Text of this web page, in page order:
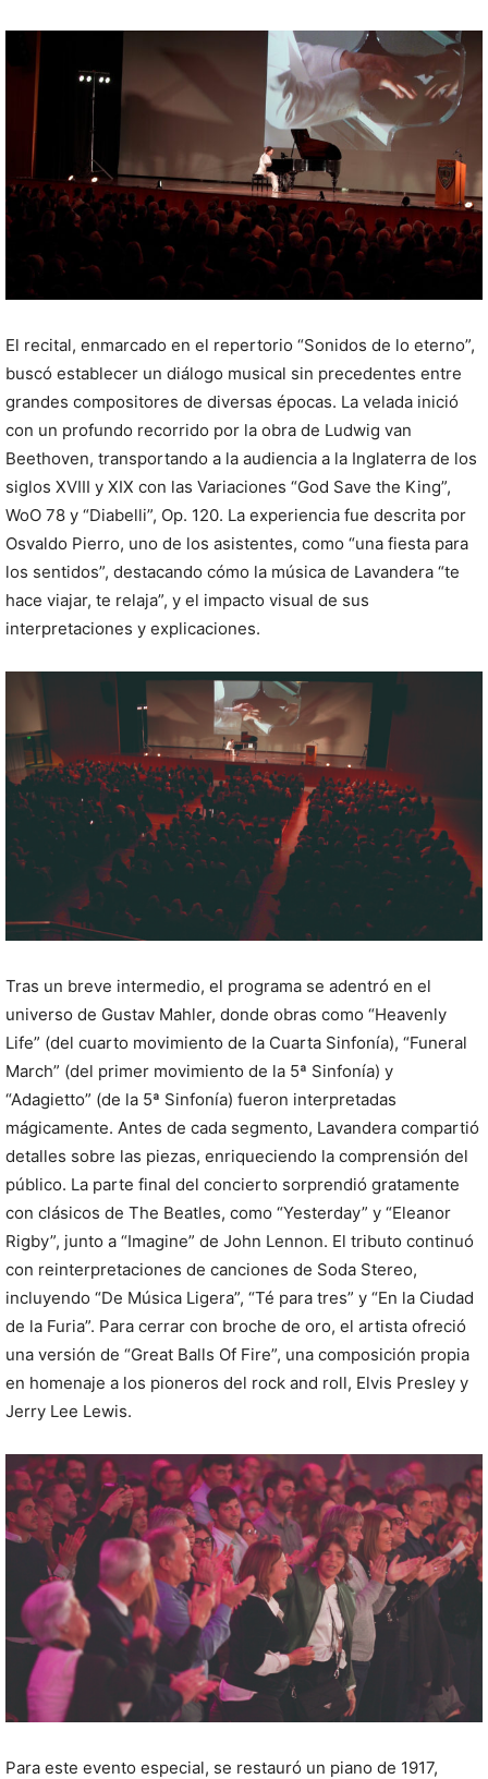
El recital, enmarcado en el repertorio “Sonidos de lo eterno”,
buscó establecer un diálogo musical sin precedentes entre
grandes compositores de diversas épocas. La velada inició
con un profundo recorrido por la obra de Ludwig van
Beethoven, transportando a la audiencia a la Inglaterra de los
siglos XVIII y XIX con las Variaciones “God Save the King”,
WoO 78 y “Diabelli”, Op. 120. La experiencia fue descrita por
Osvaldo Pierro, uno de los asistentes, como “una fiesta para
los sentidos”, destacando cómo la música de Lavandera “te
hace viajar, te relaja”, y el impacto visual de sus
interpretaciones y explicaciones.
Tras un breve intermedio, el programa se adentró en el
universo de Gustav Mahler, donde obras como “Heavenly
Life” (del cuarto movimiento de la Cuarta Sinfonía), “Funeral
March” (del primer movimiento de la 5ª Sinfonía) y
“Adagietto” (de la 5ª Sinfonía) fueron interpretadas
mágicamente. Antes de cada segmento, Lavandera compartió
detalles sobre las piezas, enriqueciendo la comprensión del
público. La parte final del concierto sorprendió gratamente
con clásicos de The Beatles, como “Yesterday” y “Eleanor
Rigby”, junto a “Imagine” de John Lennon. El tributo continuó
con reinterpretaciones de canciones de Soda Stereo,
incluyendo “De Música Ligera”, “Té para tres” y “En la Ciudad
de la Furia”. Para cerrar con broche de oro, el artista ofreció
una versión de “Great Balls Of Fire”, una composición propia
en homenaje a los pioneros del rock and roll, Elvis Presley y
Jerry Lee Lewis.
Para este evento especial, se restauró un piano de 1917,